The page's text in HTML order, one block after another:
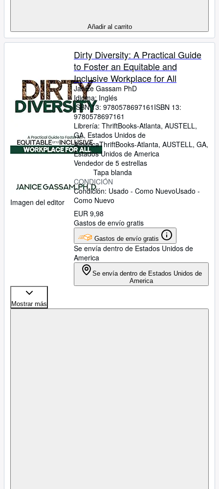
Añadir al carrito
Imagen del editor
Dirty Diversity: A Practical Guide
to Foster an Equitable and
Inclusive Workplace for All
Janice Gassam PhD
Idioma: Inglés
ISBN 13: 9780578697161 ISBN 13:
9780578697161
Librería: ThriftBooks-Atlanta, AUSTELL,
GA, Estados Unidos de
AmericaThriftBooks-Atlanta, AUSTELL, GA,
Estados Unidos de America
Vendedor de 5 estrellas
Tapa blanda
CONDICIÓN
Condición: Usado - Como NuevoUsado -
Como Nuevo
EUR 9,98
Gastos de envío gratis
Gastos de envío gratis
Se envía dentro de Estados Unidos de
America
Se envía dentro de Estados Unidos de
America
Mostrar más